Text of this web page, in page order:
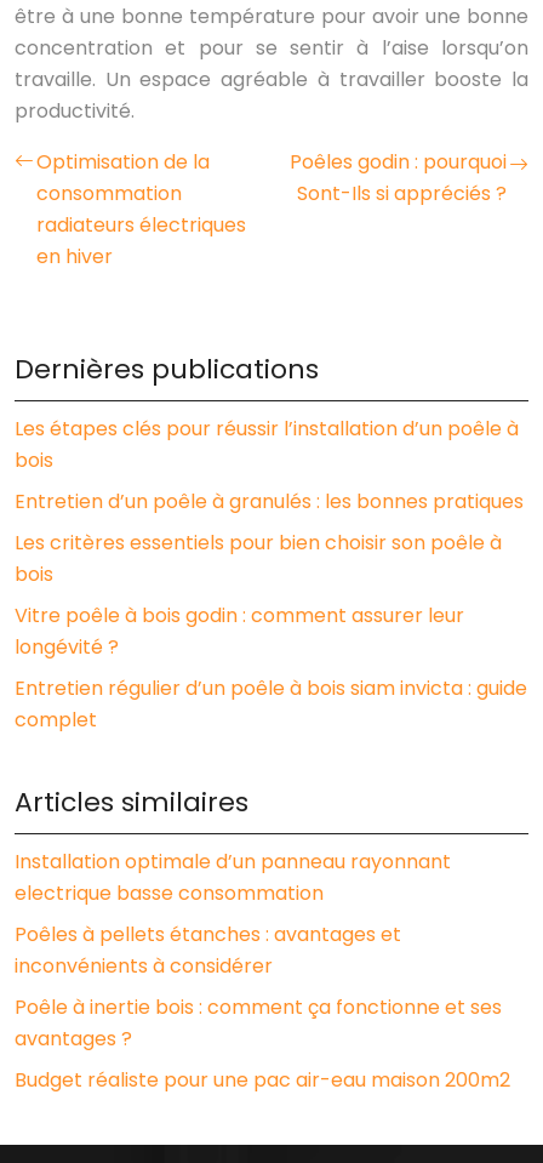
être à une bonne température pour avoir une bonne
concentration et pour se sentir à l’aise lorsqu’on
travaille. Un espace agréable à travailler booste la
productivité.
Optimisation de la
consommation
radiateurs électriques
en hiver
Poêles godin : pourquoi
Sont-Ils si appréciés ?
Dernières publications
Les étapes clés pour réussir l’installation d’un poêle à
bois
Entretien d’un poêle à granulés : les bonnes pratiques
Les critères essentiels pour bien choisir son poêle à
bois
Vitre poêle à bois godin : comment assurer leur
longévité ?
Entretien régulier d’un poêle à bois siam invicta : guide
complet
Articles similaires
Installation optimale d’un panneau rayonnant
electrique basse consommation
Poêles à pellets étanches : avantages et
inconvénients à considérer
Poêle à inertie bois : comment ça fonctionne et ses
avantages ?
Budget réaliste pour une pac air-eau maison 200m2